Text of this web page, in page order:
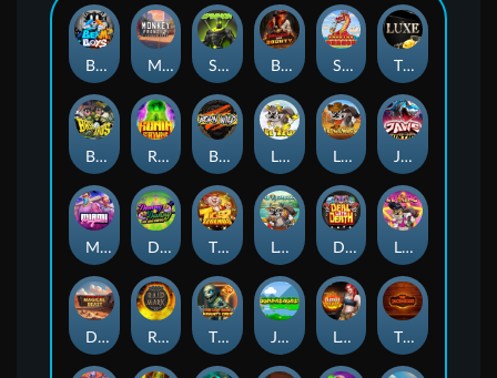
Beam Boys Monkey Frenzy 2: Boss is Here! Spinman BULLETS AND BOUNTY SMOKING DRAGON The Luxe
BASH BROS Ronin Stackways Born Wild LE ZEUS LE COWBOY JAWS OF JUSTICE
MIAMI MAYHEM DONNY AND DANNY TIGER LEGENDS Le Fisherman DEAL WITH DEATH LE KING
Darkside Prairie: Magical Beast Raidmark The Lost Book of Mummy’s Curse Jumpasaurs Leatherheads The Jack & Rose